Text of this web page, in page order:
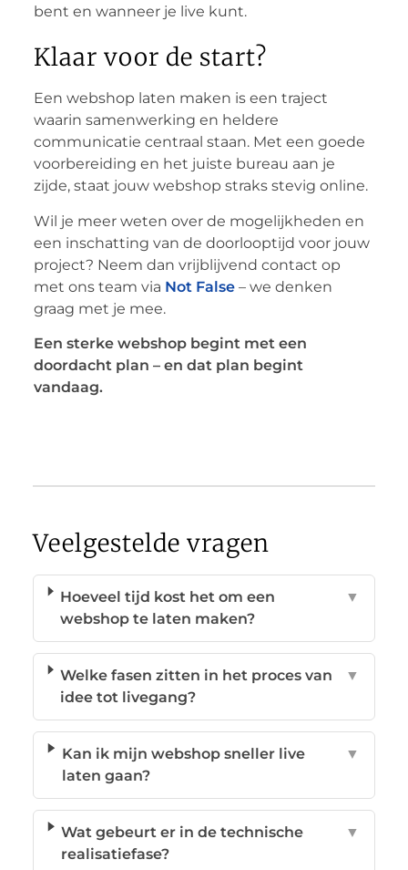
bent en wanneer je live kunt.
Klaar voor de start?
Een webshop laten maken is een traject
waarin samenwerking en heldere
communicatie centraal staan. Met een goede
voorbereiding en het juiste bureau aan je
zijde, staat jouw webshop straks stevig online.
Wil je meer weten over de mogelijkheden en
een inschatting van de doorlooptijd voor jouw
project? Neem dan vrijblijvend contact op
met ons team via Not False– we denken
graag met je mee.
Een sterke webshop begint met een
doordacht plan – en dat plan begint
vandaag.
Veelgestelde vragen
Hoeveel tijd kost het om een
webshop te laten maken?
▼
Welke fasen zitten in het proces van
idee tot livegang?
▼
Kan ik mijn webshop sneller live
laten gaan?
▼
Wat gebeurt er in de technische
realisatiefase?
▼